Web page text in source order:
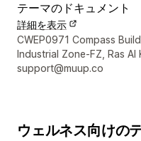
テーマのドキュメント
詳細を表示
デザイナーの連絡先情報
CWEP0971 Compass
Industrial Zone-FZ, Ras Al
support@muup.co
ウェルネス向けの